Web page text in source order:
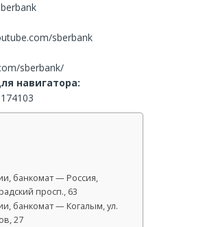
sberbank
sberbank/
навигатора:
банкомат — Россия,
просп., 63
банкомат — Когалым, ул.
27